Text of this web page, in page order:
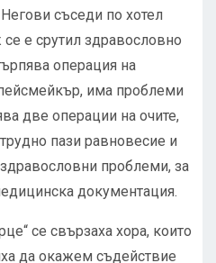
съседи по хотел
е срутил здравословно
операция на
има проблеми
две операции на очите,
пази равновесие и
проблеми, за
документация.
се свързаха хора, които
да окажем съдействие